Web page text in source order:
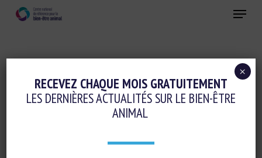
Menu
Réglementation
DÉPUTÉS ET SÉNATEURS S’ACCORDENT
CONTRE LES MALTRAITANCES ANIMALES
RECEVEZ CHAQUE MOIS GRATUITEMENT
LES DERNIÈRES ACTUALITÉS SUR LE BIEN-ÊTRE
ANIMAL
×